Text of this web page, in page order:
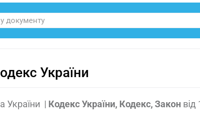
України
України | Кодекс України, Кодекс, Закон від